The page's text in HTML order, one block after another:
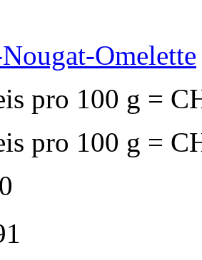
Omelette
pro 100 g =
pro 100 g =